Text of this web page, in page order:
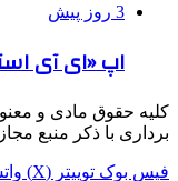
3 روز پیش
اپ «ای آی
کلیه حقوق مادی و
برداری با ذکر منبع
فیس بوک توییتر (X)